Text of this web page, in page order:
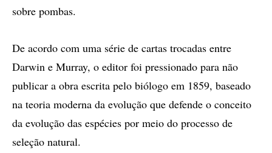
sobre pombas.
De acordo com uma série de cartas trocadas entre
Darwin e Murray, o editor foi pressionado para não
publicar a obra escrita pelo biólogo em 1859, baseado
na teoria moderna da evolução que defende o conceito
da evolução das espécies por meio do processo de
seleção natural.